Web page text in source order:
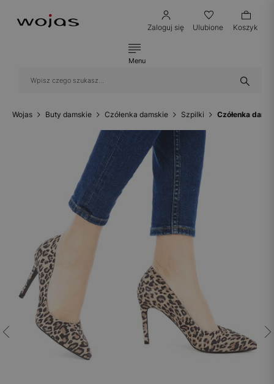
Zaloguj się Ulubione Koszyk
Menu
Wojas Buty damskie Czółenka damskie Szpilki Czółenka